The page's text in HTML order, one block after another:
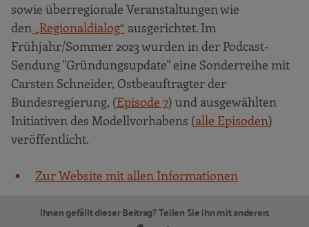
sowie überregionale Veranstaltungen wie
den „Regionaldialog“ ausgerichtet. Im
Frühjahr/Sommer 2023 wurden in der Podcast-
Sendung "Gründungsupdate" eine Sonderreihe mit
Carsten Schneider, Ostbeauftragter der
Bundesregierung, (Episode 7) und ausgewählten
Initiativen des Modellvorhabens (alle Episoden)
veröffentlicht.
Zur Website mit allen Informationen
Ihnen gefällt dieser Beitrag? Teilen Sie ihn mit anderen: